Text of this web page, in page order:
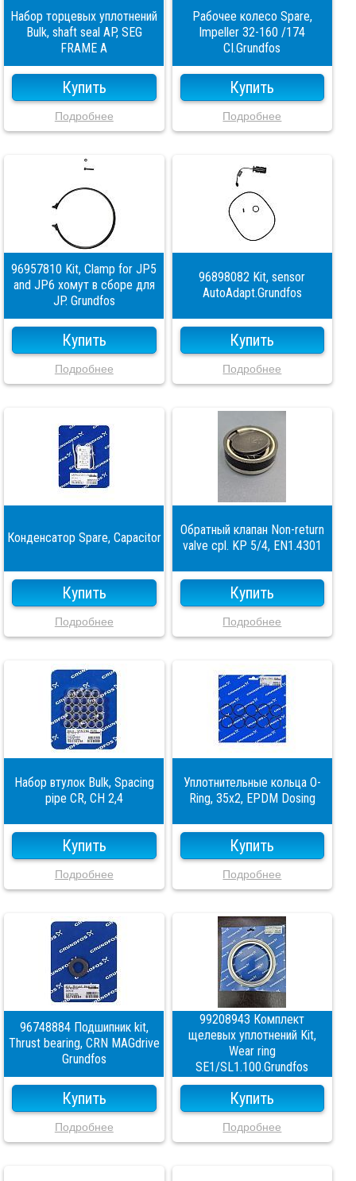
Набор торцевых уплотнений
Bulk, shaft seal AP, SEG
FRAME A
Купить
Подробнее
Рабочее колесо Spare,
Impeller 32-160 /174
CI.Grundfos
Купить
Подробнее
96957810 Kit, Clamp for JP5
and JP6 хомут в сборе для
JP. Grundfos
Купить
Подробнее
96898082 Kit, sensor
AutoAdapt.Grundfos
Купить
Подробнее
Конденсатор Spare, Capacitor
Купить
Подробнее
Обратный клапан Non-return
valve cpl. KP 5/4, EN1.4301
Купить
Подробнее
Набор втулок Bulk, Spacing
pipe CR, CH 2,4
Купить
Подробнее
Уплотнительные кольца O-
Ring, 35x2, EPDM Dosing
Купить
Подробнее
96748884 Подшипник kit,
Thrust bearing, CRN MAGdrive
Grundfos
Купить
Подробнее
99208943 Комплект
щелевых уплотнений Kit,
Wear ring
SE1/SL1.100.Grundfos
Купить
Подробнее